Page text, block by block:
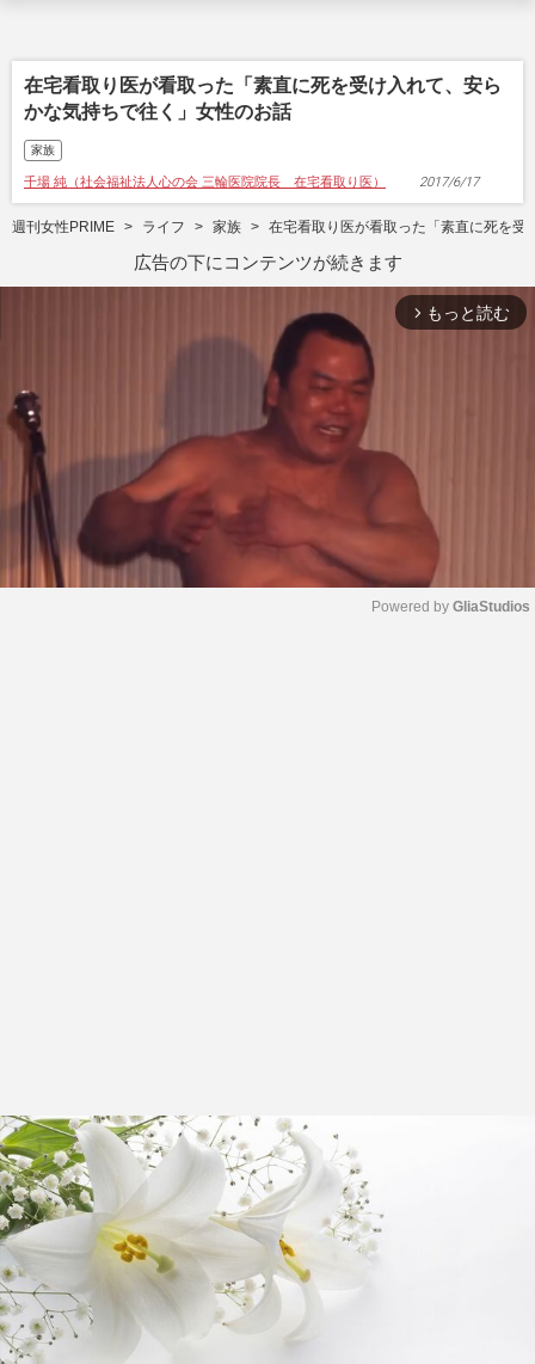
在宅看取り医が看取った「素直に死を受け入れて、安ら
かな気持ちで往く」女性のお話
家族
千場 純（社会福祉法人心の会 三輪医院院長 在宅看取り医） 2017/6/17
週刊女性PRIME ライフ 家族 在宅看取り医が看取った「素直に死を
広告の下にコンテンツが続きます
arrow_forward_ios もっと読む
Powered by GliaStudios